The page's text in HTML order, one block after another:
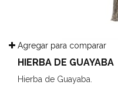
Agregar para comparar
HIERBA DE GUAYABA
Hierba de Guayaba.